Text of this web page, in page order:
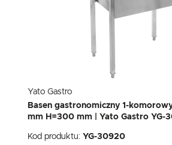
Yato Gastro
Basen gastronomiczny 1-
mm H=300 mm | Yato Gastro YG-
Kod produktu: YG-30920